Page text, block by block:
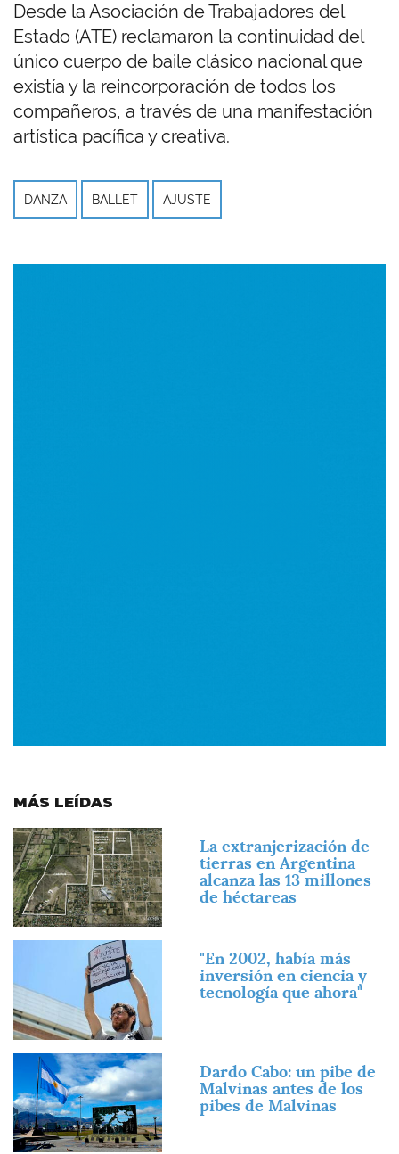
Desde la Asociación de Trabajadores del
Estado (ATE) reclamaron la continuidad del
único cuerpo de baile clásico nacional que
existía y la reincorporación de todos los
compañeros, a través de una manifestación
artística pacífica y creativa.
DANZA BALLET AJUSTE
MÁS LEÍDAS
Imagen
La extranjerización de
tierras en Argentina
alcanza las 13 millones
de héctareas
"En 2002, había más
inversión en ciencia y
tecnología que ahora"
Imagen
Dardo Cabo: un pibe de
Malvinas antes de los
pibes de Malvinas